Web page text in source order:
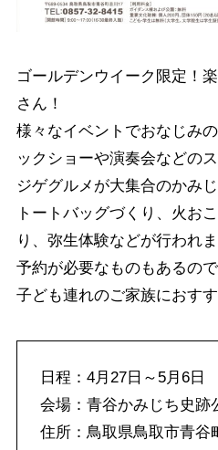
ゴールデンウイーク限定！
さん！
様々なイベントでおなじみ
ックショーや演奏会などの
ジゲグルメが大集合のかみ
トートバッグづくり、火お
り、弥生体験などが行われま
予約が必要なものもあるの
子ども連れのご家族におす
日程：4月27日～5月6日
会場：青谷かみじち史跡
住所：鳥取県鳥取市青谷